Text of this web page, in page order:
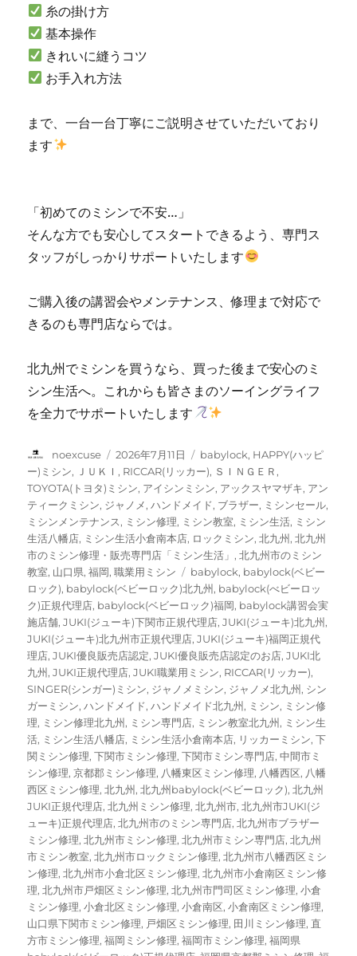
専
生
活」
に
糸の掛け方
基本操作
きれいに縫うコツ
お手入れ方法
まで、一台一台丁寧にご説明させていただいており
ます
「初めてのミシンで不安…」
そんな方でも安心してスタートできるよう、専門ス
タッフがしっかりサポートいたします
ご購入後の講習会やメンテナンス、修理まで対応で
きるのも専門店ならでは。
北九州でミシンを買うなら、買った後まで安心のミ
シン生活へ。これからも皆さまのソーイングライフ
を全力でサポートいたします
投
稿
者
noexcuse
投
稿
日:
2026年7月11日
カ
テ
ゴ
リ
ー
babylock, HAPPY(ハッピ
ー)ミシン, ＪＵＫＩ , RICCAR(リッカー), ＳＩＮＧＥＲ ,
TOYOTA(トヨタ)ミシン, アイシンミシン, アックスヤマザキ, アン
ティークミシン, ジャノメ,ハンドメイド, ブラザー, ミシンセール,
ミシンメンテナンス, ミシン修理, ミシン教室, ミシン生活, ミシン
生活八幡店, ミシン生活小倉南本店, ロックミシン,北九州 ,北九州
市のミシン修理・販売専門店「ミシン生活」 ,北九州市のミシン
教室, 山口県,福岡,職業用ミシン
タ
グ
babylock, babylock(ベビー
ロック), babylock(ベビーロック)北九州 , babylock(べビーロッ
ク)正規代理店, babylock(ベビーロック)福岡, babylock講習会実
施店舗,JUKI(ジューキ)下関市正規代理店,JUKI(ジューキ)北九州 ,
JUKI(ジューキ)北九州市正規代理店,JUKI(ジューキ)福岡正規代
理店,JUKI優良販売店認定,JUKI優良販売店認定のお店,JUKI北
九州 ,JUKI正規代理店,JUKI職業用ミシン, RICCAR(リッカー),
SINGER(シンガー)ミシン, ジャノメミシン, ジャノメ北九州 , シン
ガーミシン,ハンドメイド,ハンドメイド北九州 , ミシン, ミシン修
理, ミシン修理北九州 , ミシン専門店, ミシン教室北九州 , ミシン生
活, ミシン生活八幡店, ミシン生活小倉南本店, リッカーミシン,下
関ミシン修理,下関市ミシン修理,下関市ミシン専門店,中間市ミ
シン修理,京都郡ミシン修理, 八幡東区ミシン修理, 八幡西区, 八幡
西区ミシン修理,北九州 ,北九州babylock(ベビーロック),北九州
JUKI正規代理店,北九州ミシン修理,北九州市,北九州市JUKI(ジ
ューキ)正規代理店,北九州市のミシン専門店,北九州市ブラザー
ミシン修理,北九州市ミシン修理,北九州市ミシン専門店,北九州
市ミシン教室,北九州市ロックミシン修理,北九州市八幡西区ミシ
ン修理,北九州市小倉北区ミシン修理,北九州市小倉南区ミシン修
理,北九州市戸畑区ミシン修理,北九州市門司区ミシン修理,小倉
ミシン修理,小倉北区ミシン修理,小倉南区,小倉南区ミシン修理,
山口県下関市ミシン修理, 戸畑区ミシン修理, 田川ミシン修理, 直
方市ミシン修理,福岡ミシン修理,福岡市ミシン修理,福岡県